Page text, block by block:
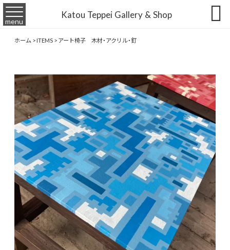
Katou Teppei Gallery & Shop
menu 
ホーム>ITEMS>アート椅子 木材・アクリル・釘